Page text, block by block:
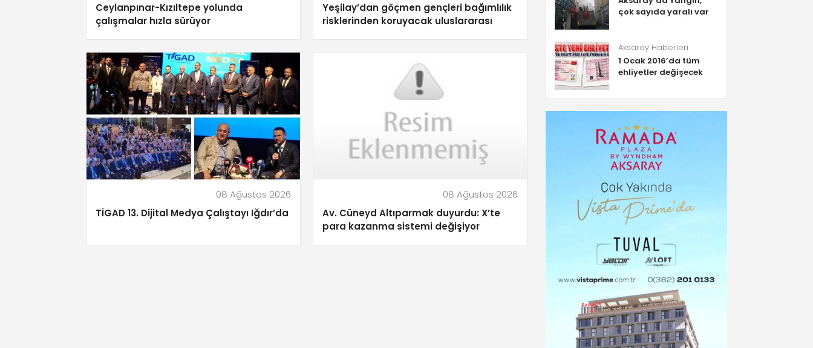
Ceylanpınar-Kızıltepe yolunda
çalışmalar hızla sürüyor
Yeşilay’dan göçmen gençleri bağımlılık
risklerinden koruyacak uluslararası
08 Ağustos 2026
TİGAD 13. Dijital Medya Çalıştayı Iğdır’da
08 Ağustos 2026
Av. Cüneyd Altıparmak duyurdu: X’te
para kazanma sistemi değişiyor
çok sayıda yaralı var
Aksaray Haberleri
1 Ocak 2016’da tüm
ehliyetler değişecek